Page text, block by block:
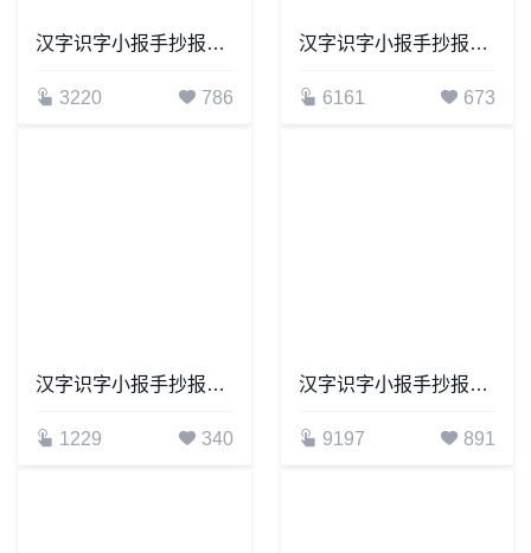
汉字识字小报手抄报word模板(5)
3220 786
汉字识字小报手抄报word模板(9)
6161 673
汉字识字小报手抄报word模板(34)
1229 340
汉字识字小报手抄报word模板(24)
9197 891